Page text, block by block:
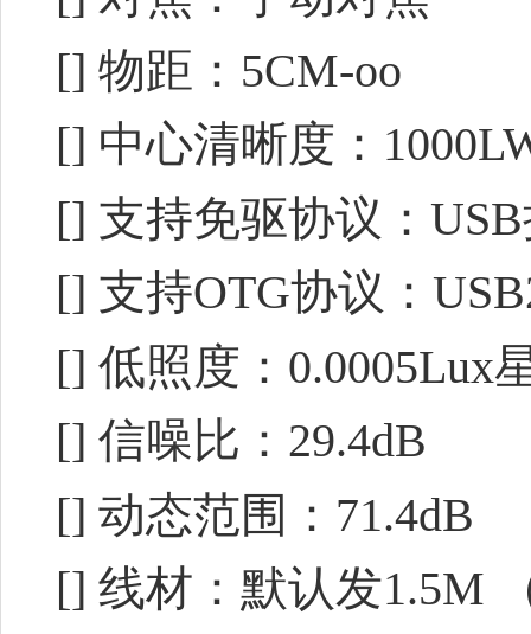
[] 物距：5CM-oo
[] 中心清晰度：
[] 支持免驱协议：
[] 支持OTG协议：
[] 低照度：0.0005Lux
[] 信噪比：29.4dB
[] 动态范围：71.4dB
[] 线材：默认发1.5M